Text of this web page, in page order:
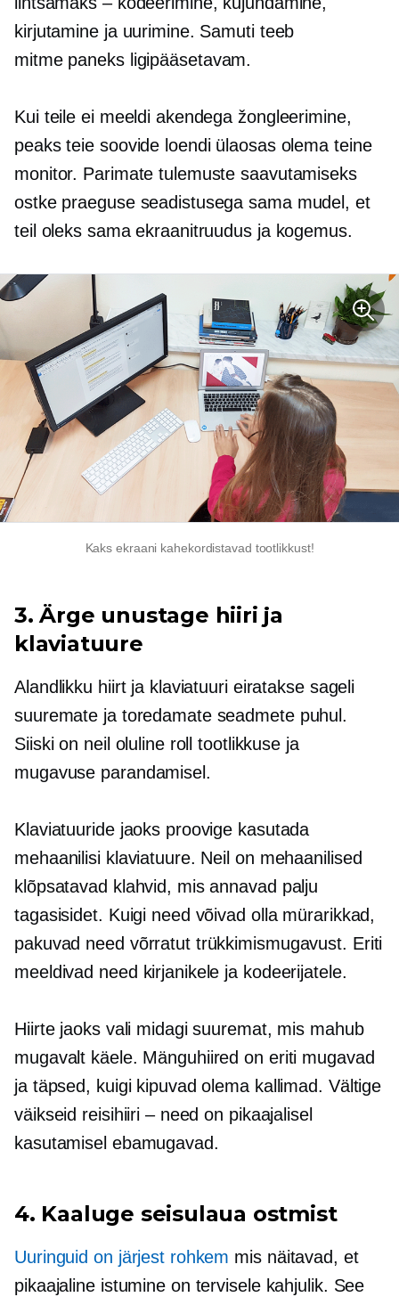
kirjutamine ja uurimine. Samuti teeb
mitme paneksligipääsetavam.
Kui teile ei meeldi akendega žongleerimine,
peaks teie soovide loendi ülaosas olema teine ​​
monitor. Parimate tulemuste saavutamiseks
ostke praeguse seadistusega sama mudel, et
teil oleks sama ekraanitruudus ja kogemus.
Kaks ekraani kahekordistavad tootlikkust!
3. Ärge unustage hiiri ja
klaviatuure
Alandlikku hiirt ja klaviatuuri eiratakse sageli
suuremate ja toredamate seadmete puhul.
Siiski on neil oluline roll tootlikkuse ja
mugavuse parandamisel.
Klaviatuuride jaoks proovige kasutada
mehaanilisi klaviatuure. Neil on mehaanilised
klõpsatavad klahvid, mis annavad palju
tagasisidet. Kuigi need võivad olla mürarikkad,
pakuvad need võrratut trükkimismugavust. Eriti
meeldivad need kirjanikele ja kodeerijatele.
Hiirte jaoks vali midagi suuremat, mis mahub
mugavalt käele. Mänguhiired on eriti mugavad
ja täpsed, kuigi kipuvad olema kallimad. Vältige
väikseid reisihiiri – need on pikaajalisel
kasutamisel ebamugavad.
4. Kaaluge seisulaua ostmist
Uuringuid on järjest rohkem mis näitavad, et
pikaajaline istumine on tervisele kahjulik. See